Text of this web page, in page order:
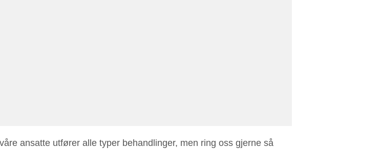
ansatte utfører alle typer behandlinger, men ring oss gjerne så